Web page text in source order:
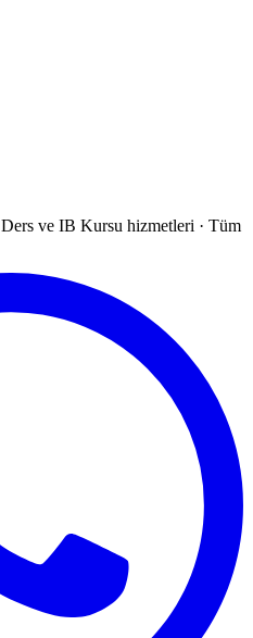
ve IB Kursu hizmetleri · Tüm